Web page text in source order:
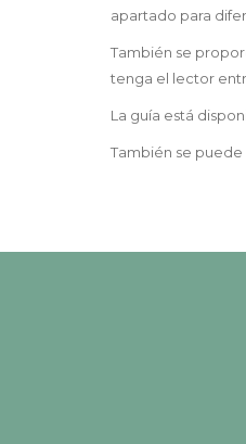
apartado para
También se
tenga el lector
La guía está
También se puede